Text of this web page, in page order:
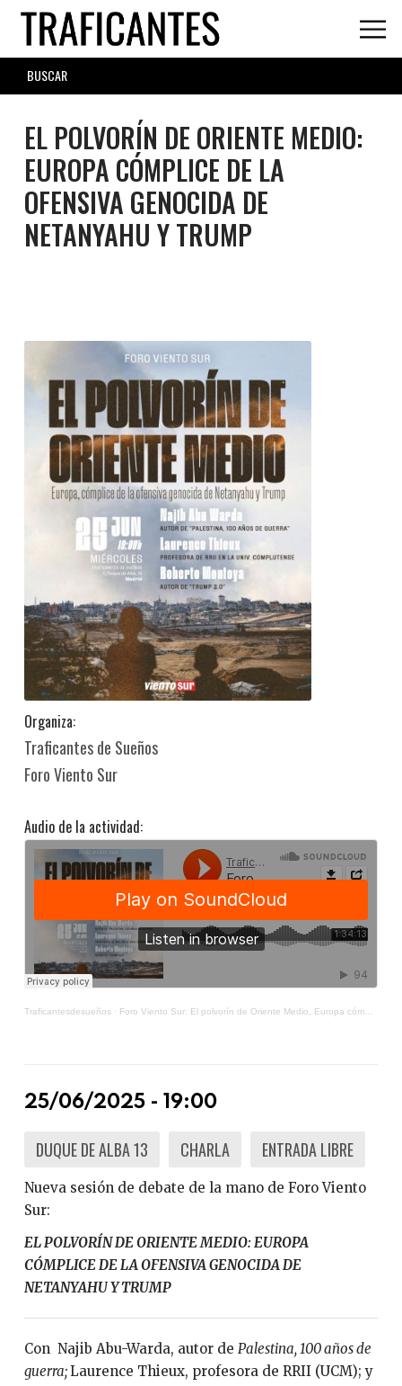
Skip
main
content
SEARCH
FORM
EL POLVORÍN DE ORIENTE MEDIO:
EUROPA CÓMPLICE DE LA
OFENSIVA GENOCIDA DE
NETANYAHU Y TRUMP
Organiza:
Traficantes de Sueños
Foro Viento Sur
Audio de la actividad:
Traficantesdesueños· Foro Viento Sur: El polvorín de Oriente Medio, Europa cómplice de la ofensiva genocida de Netanyahu y Trump
25/06/2025 - 19:00
DUQUE DE ALBA 13 CHARLA ENTRADA LIBRE
Nueva sesión de debate de la mano de Foro Viento
Sur:
EL POLVORÍN DE ORIENTE MEDIO: EUROPA
CÓMPLICE DE LA OFENSIVA GENOCIDA DE
NETANYAHU Y TRUMP
Con Najib Abu-Warda, autor de Palestina, 100 años de
guerra;Laurence Thieux, profesora de RRII (UCM); y